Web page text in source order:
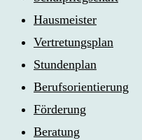
Hausmeister
Vertretungsplan
Stundenplan
Berufsorientierung
Förderung
Beratung